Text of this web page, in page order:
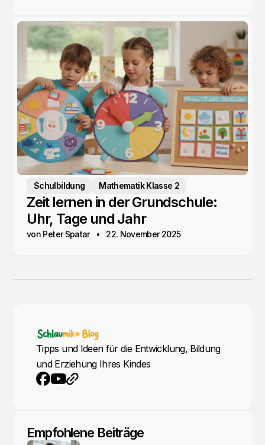
Schulbildung Mathematik Klasse 2
Zeit lernen in der Grundschule:
Uhr, Tage und Jahr
von Peter Spatar 22. November 2025
Tipps und Ideen für die Entwicklung, Bildung
und Erziehung Ihres Kindes
Empfohlene Beiträge